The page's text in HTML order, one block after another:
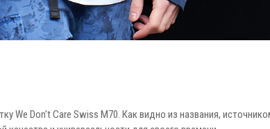
We Don't Care Swiss М70. Как видно из названия,